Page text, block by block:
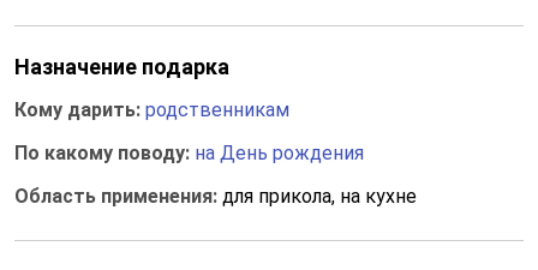
Назначение подарка
Кому дарить: родственникам
По какому поводу: на День рождения
Область применения: для прикола, на кухне